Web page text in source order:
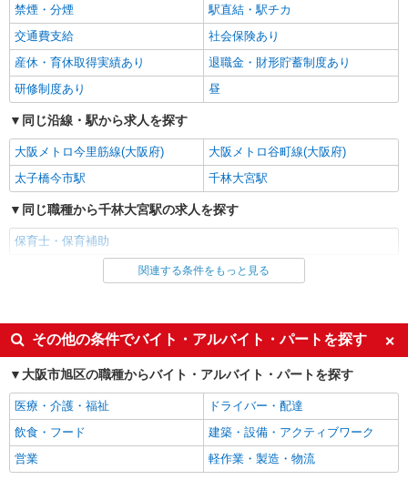
禁煙・分煙
駅直結・駅チカ
交通費支給
社会保険あり
産休・育休取得実績あり
退職金・財形貯蓄制度あり
研修制度あり
昼
同じ沿線・駅から求人を探す
大阪メトロ今里筋線(大阪府)
大阪メトロ谷町線(大阪府)
太子橋今市駅
千林大宮駅
同じ職種から千林大宮駅の求人を探す
保育士・保育補助
同じ雇用形態から千林大宮駅の求人を探す
同じ特徴から千林大宮駅の求人を探す
ミドル（40代～）活躍中
エルダー（50代～）活躍中
昇給あり
オープニングスタッフ
禁煙・分煙
駅直結・駅チカ
交通費支給
社会保険あり
産休・育休取得実績あり
退職金・財形貯蓄制度あり
関連する条件をもっと見る
その他の条件でバイト・アルバイト・パートを探す
大阪市旭区の職種からバイト・アルバイト・パートを探す
医療・介護・福祉
ドライバー・配達
飲食・フード
建築・設備・アクティブワーク
営業
軽作業・製造・物流